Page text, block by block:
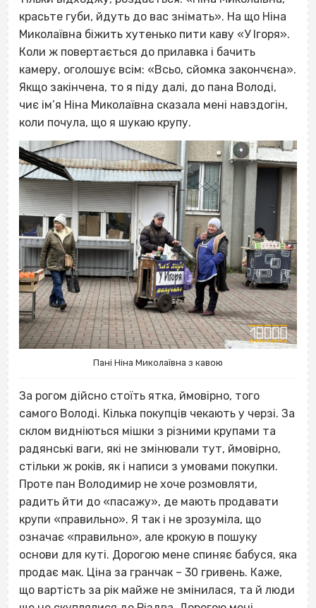
красьте губи, йдуть до вас знімать». На що Ніна
Миколаївна біжить хутенько пити каву «У Ігоря».
Коли ж повертається до прилавка і бачить
камеру, оголошує всім: «Всьо, сйомка закончєна».
Якщо закінчена, то я піду далі, до пана Володі,
чиє ім’я Ніна Миколаївна сказала мені навздогін,
коли почула, що я шукаю крупу.
Пані Ніна Миколаївна з кавою
За рогом дійсно стоїть ятка, ймовірно, того
самого Володі. Кілька покупців чекають у черзі. За
склом видніються мішки з різними крупами та
радянські ваги, які не змінювали тут, ймовірно,
стільки ж років, як і написи з умовами покупки.
Проте пан Володимир не хоче розмовляти,
радить йти до «пасажу», де мають продавати
крупи «правильно». Я так і не зрозуміла, що
означає «правильно», але крокую в пошуку
основи для куті. Дорогою мене спиняє бабуся, яка
продає мак. Ціна за гранчак – 30 гривень. Каже,
що вартість за рік майже не змінилася, та й люди